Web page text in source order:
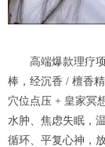
高端爆款理疗项
棒，经沉香 / 檀香
穴位点压 + 皇家冥
水肿、焦虑失眠，
循环、平复心神，